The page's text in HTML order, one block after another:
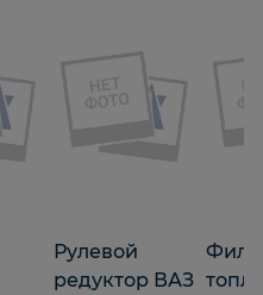
Рулевой
редуктор ВАЗ